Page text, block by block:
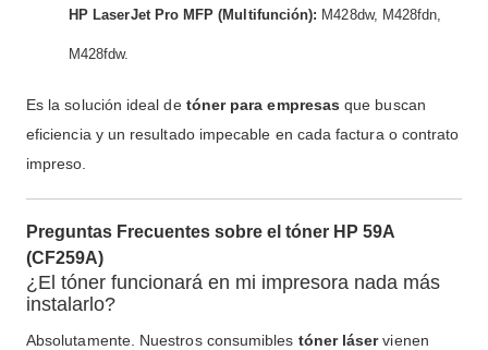
HP LaserJet Pro MFP (Multifunción): M428dw, M428fdn,
M428fdw.
Es la solución ideal de tóner para empresas que buscan
eficiencia y un resultado impecable en cada factura o contrato
impreso.
Preguntas Frecuentes sobre el tóner HP 59A
(CF259A)
¿El tóner funcionará en mi impresora nada más
instalarlo?
Absolutamente. Nuestros consumibles tóner láservienen